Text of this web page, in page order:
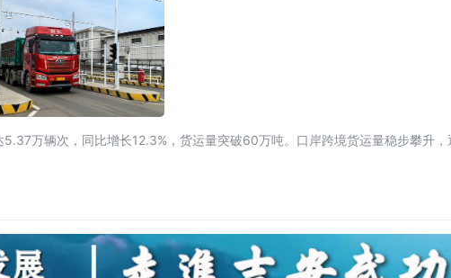
万辆次，同比增长12.3%，货运量突破60万吨。口岸跨境货运量稳步攀升